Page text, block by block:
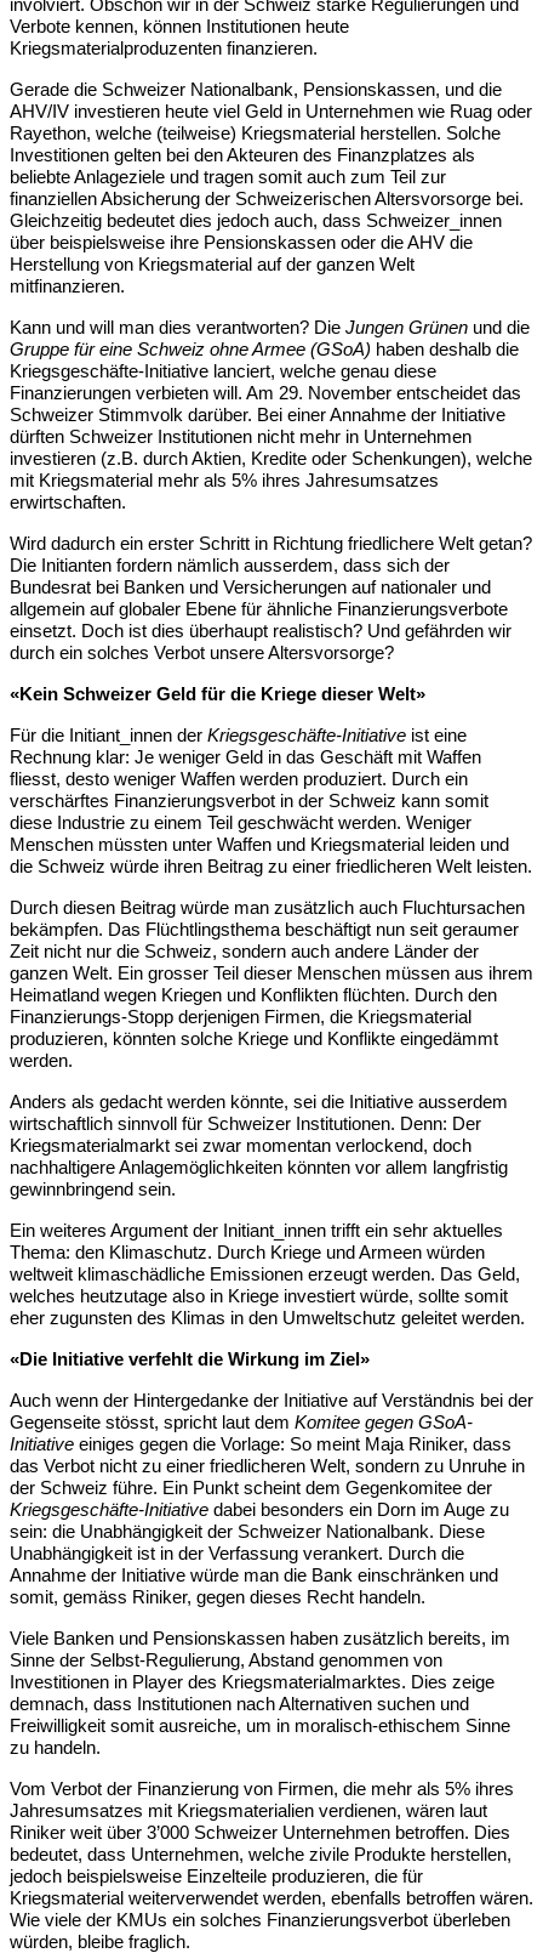
involviert. Obschon wir in der Schweiz starke Regulierungen und
Verbote kennen, können Institutionen heute
Kriegsmaterialproduzenten finanzieren.
Gerade die Schweizer Nationalbank, Pensionskassen, und die
AHV/IV investieren heute viel Geld in Unternehmen wie Ruag oder
Rayethon, welche (teilweise) Kriegsmaterial herstellen. Solche
Investitionen gelten bei den Akteuren des Finanzplatzes als
beliebte Anlageziele und tragen somit auch zum Teil zur
finanziellen Absicherung der Schweizerischen Altersvorsorge bei.
Gleichzeitig bedeutet dies jedoch auch, dass Schweizer_innen
über beispielsweise ihre Pensionskassen oder die AHV die
Herstellung von Kriegsmaterial auf der ganzen Welt
mitfinanzieren.
Kann und will man dies verantworten? Die Jungen Grünen
Gruppe für eine Schweiz ohne Armee (GSoA) haben deshalb die
Kriegsgeschäfte-Initiative lanciert, welche genau diese
Finanzierungen verbieten will. Am 29. November entscheidet das
Schweizer Stimmvolk darüber. Bei einer Annahme der Initiative
dürften Schweizer Institutionen nicht mehr in Unternehmen
investieren (z.B. durch Aktien, Kredite oder Schenkungen), welche
mit Kriegsmaterial mehr als 5% ihres Jahresumsatzes
erwirtschaften.
Wird dadurch ein erster Schritt in Richtung friedlichere Welt getan?
Die Initianten fordern nämlich ausserdem, dass sich der
Bundesrat bei Banken und Versicherungen auf nationaler und
allgemein auf globaler Ebene für ähnliche Finanzierungsverbote
einsetzt. Doch ist dies überhaupt realistisch? Und gefährden wir
durch ein solches Verbot unsere Altersvorsorge?
«Kein Schweizer Geld für die Kriege dieser Welt»
Für die Initiant_innen der Kriegsgeschäfte-Initiative ist eine
Rechnung klar: Je weniger Geld in das Geschäft mit Waffen
fliesst, desto weniger Waffen werden produziert. Durch ein
verschärftes Finanzierungsverbot in der Schweiz kann somit
diese Industrie zu einem Teil geschwächt werden. Weniger
Menschen müssten unter Waffen und Kriegsmaterial leiden und
die Schweiz würde ihren Beitrag zu einer friedlicheren Welt leisten.
Durch diesen Beitrag würde man zusätzlich auch Fluchtursachen
bekämpfen. Das Flüchtlingsthema beschäftigt nun seit geraumer
Zeit nicht nur die Schweiz, sondern auch andere Länder der
ganzen Welt. Ein grosser Teil dieser Menschen müssen aus ihrem
Heimatland wegen Kriegen und Konflikten flüchten. Durch den
Finanzierungs-Stopp derjenigen Firmen, die Kriegsmaterial
produzieren, könnten solche Kriege und Konflikte eingedämmt
werden.
Anders als gedacht werden könnte, sei die Initiative ausserdem
wirtschaftlich sinnvoll für Schweizer Institutionen. Denn: Der
Kriegsmaterialmarkt sei zwar momentan verlockend, doch
nachhaltigere Anlagemöglichkeiten könnten vor allem langfristig
gewinnbringend sein.
Ein weiteres Argument der Initiant_innen trifft ein sehr aktuelles
Thema: den Klimaschutz. Durch Kriege und Armeen würden
weltweit klimaschädliche Emissionen erzeugt werden. Das Geld,
welches heutzutage also in Kriege investiert würde, sollte somit
eher zugunsten des Klimas in den Umweltschutz geleitet werden.
«Die Initiative verfehlt die Wirkung im Ziel»
Auch wenn der Hintergedanke der Initiative auf Verständnis bei der
Gegenseite stösst, spricht laut dem Komitee gegen GSoA-
Initiative einiges gegen die Vorlage: So meint Maja Riniker, dass
das Verbot nicht zu einer friedlicheren Welt, sondern zu Unruhe in
Kriegsgeschäfte-Initiative dabei besonders ein Dorn im Auge zu
sein: die Unabhängigkeit der Schweizer Nationalbank. Diese
Unabhängigkeit ist in der Verfassung verankert. Durch die
Annahme der Initiative würde man die Bank einschränken und
somit, gemäss Riniker, gegen dieses Recht handeln.
Viele Banken und Pensionskassen haben zusätzlich bereits, im
Sinne der Selbst-Regulierung, Abstand genommen von
Investitionen in Player des Kriegsmaterialmarktes. Dies zeige
demnach, dass Institutionen nach Alternativen suchen und
Freiwilligkeit somit ausreiche, um in moralisch-ethischem Sinne
zu handeln.
Vom Verbot der Finanzierung von Firmen, die mehr als 5% ihres
Jahresumsatzes mit Kriegsmaterialien verdienen, wären laut
Riniker weit über 3’000 Schweizer Unternehmen betroffen. Dies
bedeutet, dass Unternehmen, welche zivile Produkte herstellen,
jedoch beispielsweise Einzelteile produzieren, die für
Kriegsmaterial weiterverwendet werden, ebenfalls betroffen wären.
Wie viele der KMUs ein solches Finanzierungsverbot überleben
würden, bleibe fraglich.